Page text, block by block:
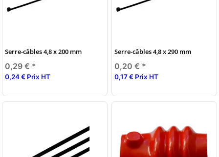
Serre-câbles 4,8 x 200 mm
0,29 € *
0,24 € Prix HT
Serre-câbles 4,8 x 290 mm
0,20 € *
0,17 € Prix HT